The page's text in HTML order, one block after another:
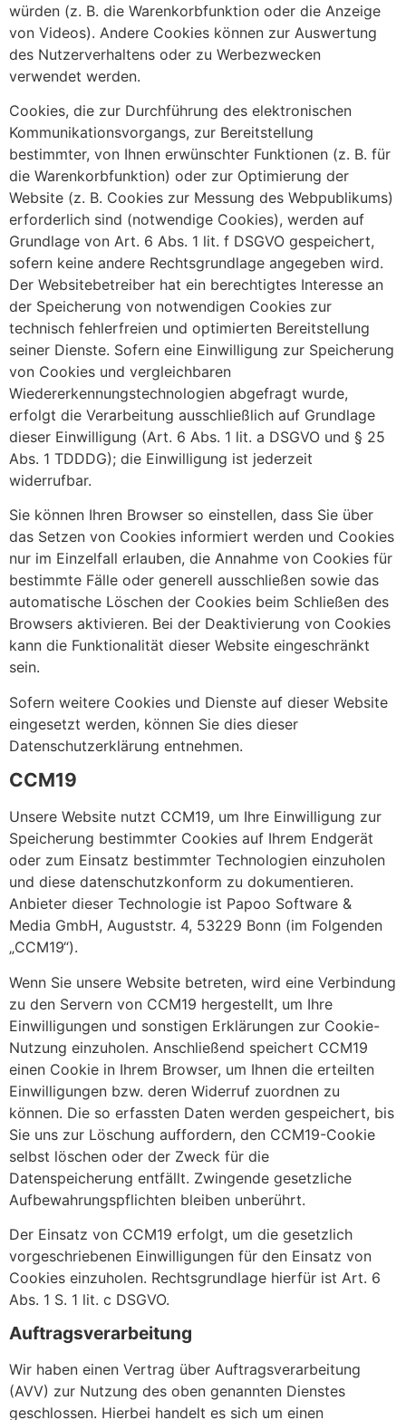
würden (z. B. die Warenkorbfunktion oder die Anzeige
von Videos). Andere Cookies können zur Auswertung
des Nutzerverhaltens oder zu Werbezwecken
verwendet werden.
Cookies, die zur Durchführung des elektronischen
Kommunikationsvorgangs, zur Bereitstellung
bestimmter, von Ihnen erwünschter Funktionen (z. B. für
die Warenkorbfunktion) oder zur Optimierung der
Website (z. B. Cookies zur Messung des Webpublikums)
erforderlich sind (notwendige Cookies), werden auf
Grundlage von Art. 6 Abs. 1 lit. f DSGVO gespeichert,
sofern keine andere Rechtsgrundlage angegeben wird.
Der Websitebetreiber hat ein berechtigtes Interesse an
der Speicherung von notwendigen Cookies zur
technisch fehlerfreien und optimierten Bereitstellung
seiner Dienste. Sofern eine Einwilligung zur Speicherung
von Cookies und vergleichbaren
Wiedererkennungstechnologien abgefragt wurde,
erfolgt die Verarbeitung ausschließlich auf Grundlage
dieser Einwilligung (Art. 6 Abs. 1 lit. a DSGVO und § 25
Abs. 1 TDDDG); die Einwilligung ist jederzeit
widerrufbar.
Sie können Ihren Browser so einstellen, dass Sie über
das Setzen von Cookies informiert werden und Cookies
nur im Einzelfall erlauben, die Annahme von Cookies für
bestimmte Fälle oder generell ausschließen sowie das
automatische Löschen der Cookies beim Schließen des
Browsers aktivieren. Bei der Deaktivierung von Cookies
kann die Funktionalität dieser Website eingeschränkt
sein.
Sofern weitere Cookies und Dienste auf dieser Website
eingesetzt werden, können Sie dies dieser
Datenschutzerklärung entnehmen.
CCM19
Unsere Website nutzt CCM19, um Ihre Einwilligung zur
Speicherung bestimmter Cookies auf Ihrem Endgerät
oder zum Einsatz bestimmter Technologien einzuholen
und diese datenschutzkonform zu dokumentieren.
Anbieter dieser Technologie ist Papoo Software &
Media GmbH, Auguststr. 4, 53229 Bonn (im Folgenden
„CCM19“).
Wenn Sie unsere Website betreten, wird eine Verbindung
zu den Servern von CCM19 hergestellt, um Ihre
Einwilligungen und sonstigen Erklärungen zur Cookie-
Nutzung einzuholen. Anschließend speichert CCM19
einen Cookie in Ihrem Browser, um Ihnen die erteilten
Einwilligungen bzw. deren Widerruf zuordnen zu
können. Die so erfassten Daten werden gespeichert, bis
Sie uns zur Löschung auffordern, den CCM19-Cookie
selbst löschen oder der Zweck für die
Datenspeicherung entfällt. Zwingende gesetzliche
Aufbewahrungspflichten bleiben unberührt.
Der Einsatz von CCM19 erfolgt, um die gesetzlich
vorgeschriebenen Einwilligungen für den Einsatz von
Cookies einzuholen. Rechtsgrundlage hierfür ist Art. 6
Abs. 1 S. 1 lit. c DSGVO.
Auftragsverarbeitung
Wir haben einen Vertrag über Auftragsverarbeitung
(AVV) zur Nutzung des oben genannten Dienstes
geschlossen. Hierbei handelt es sich um einen